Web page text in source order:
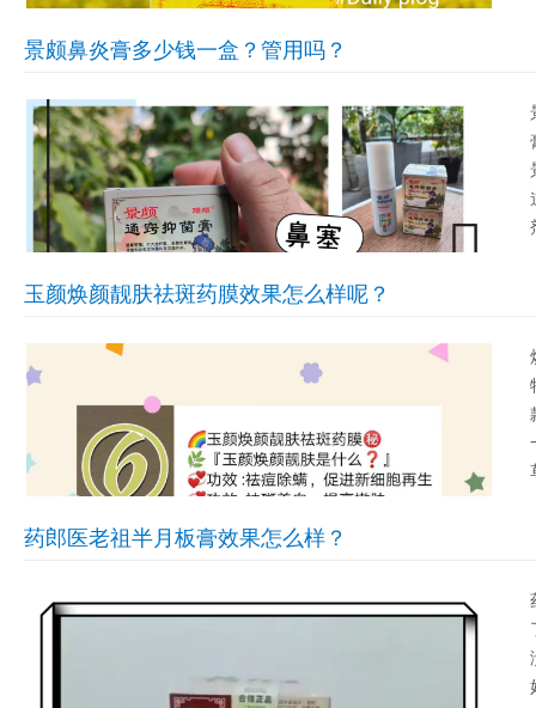
景颇鼻炎膏多少钱一盒？管用吗？
玉颜焕颜靓肤祛斑药膜效果怎么样呢？
药郎医老祖半月板膏效果怎么样？